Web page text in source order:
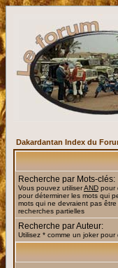
Dakardantan Index du
Recherche par Mots-clés:
Vous pouvez utiliserAND pour
pour déterminer les mots qui
mots qui ne devraient pas
recherches partielles
Recherche par Auteur:
Utilisez * comme un joker